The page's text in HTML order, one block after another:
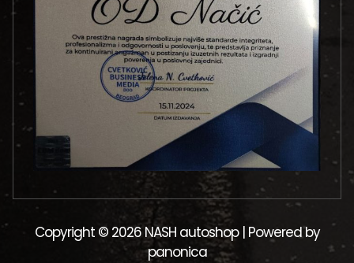
Copyright © 2026 NASH autoshop | Powered by
panonica